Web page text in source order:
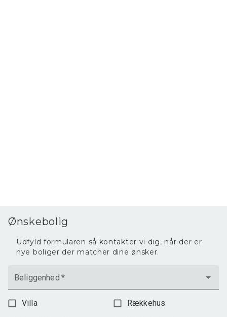
Ønskebolig
Udfyld formularen så kontakter vi dig, når der er
nye boliger der matcher dine ønsker.
Beliggenhed *
Villa
Rækkehus